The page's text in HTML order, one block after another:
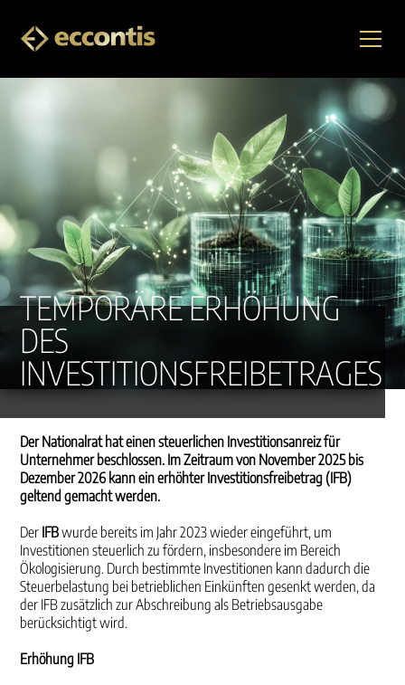
TEMPORÄRE ERHÖHUNG
DES
INVESTITIONSFREIBETRAGES
Der Nationalrat hat einen steuerlichen Investitionsanreiz für
Unternehmer beschlossen. Im Zeitraum von November 2025 bis
Dezember 2026 kann ein erhöhter Investitionsfreibetrag (IFB)
geltend gemacht werden.
Der IFBwurde bereits im Jahr 2023 wieder eingeführt, um
Investitionen steuerlich zu fördern, insbesondere im Bereich
Ökologisierung. Durch bestimmte Investitionen kann dadurch die
Steuerbelastung bei betrieblichen Einkünften gesenkt werden, da
der IFB zusätzlich zur Abschreibung als Betriebsausgabe
berücksichtigt wird.
Erhöhung IFB